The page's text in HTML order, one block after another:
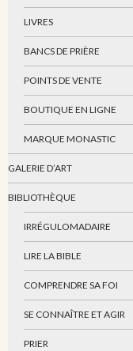
LIVRES
BANCS DE PRIÈRE
POINTS DE VENTE
BOUTIQUE EN LIGNE
MARQUE MONASTIC
GALERIE D’ART
BIBLIOTHÈQUE
IRRÉGULOMADAIRE
LIRE LA BIBLE
COMPRENDRE SA FOI
SE CONNAÎTRE ET AGIR
PRIER